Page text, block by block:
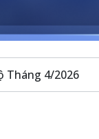
Tháng 4/2026